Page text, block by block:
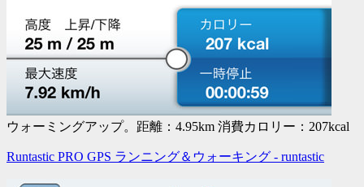
ウォーミングアップ。距離：4.95km 消費カロリー：207kcal
Runtastic PRO GPS ランニング＆ウォーキング - runtastic